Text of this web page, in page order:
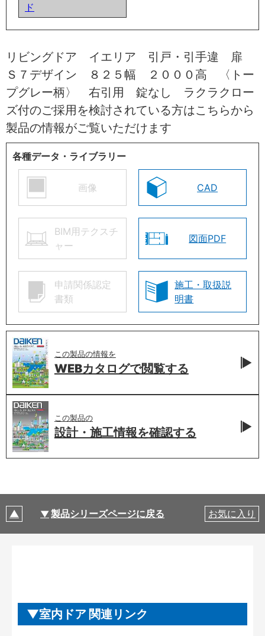
ド
リビングドア イエリア 引戸・引手違 扉
Ｓ７デザイン ８２５幅 ２０００高 〈トー
プグレー柄〉 右引用 錠なし ラクラクロー
ズ付のご採用を検討されている方はこちらから
製品の情報がご覧いただけます
各種データ・ライブラリー
画像 CAD
BIM用テクスチ
ャー
図面PDF
申請関係認定
書類
施工・取扱説
明書
この製品の情報を
WEBカタログで閲覧する
この製品の
設計・施工情報を確認する
製品シリーズページに戻る お気に入り
室内ドア 関連リンク